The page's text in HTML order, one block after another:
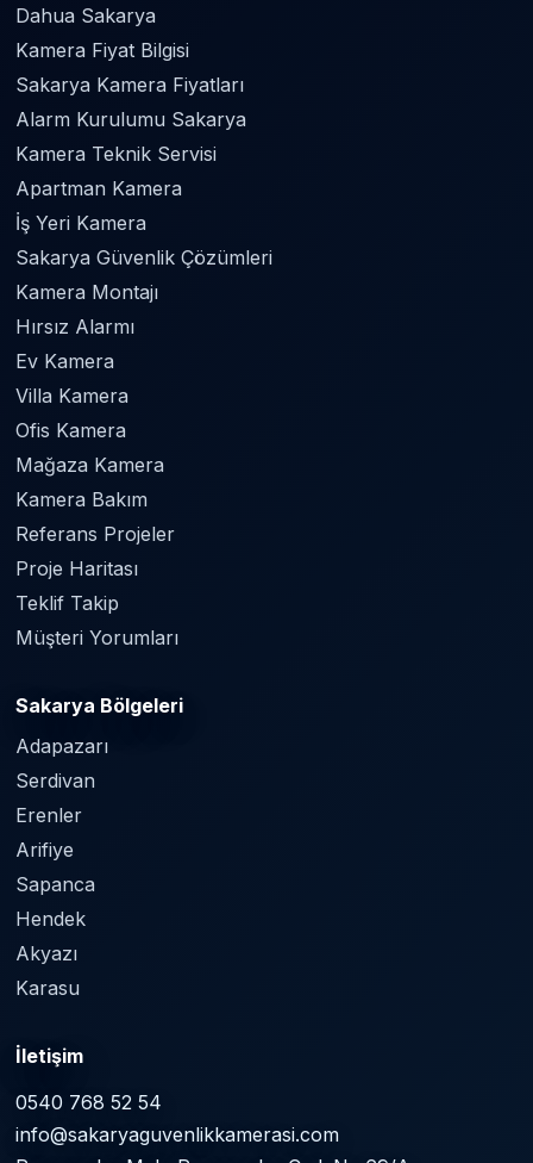
Dahua Sakarya
Kamera Fiyat Bilgisi
Sakarya Kamera Fiyatları
Alarm Kurulumu Sakarya
Kamera Teknik Servisi
Apartman Kamera
İş Yeri Kamera
Sakarya Güvenlik Çözümleri
Kamera Montajı
Hırsız Alarmı
Ev Kamera
Villa Kamera
Ofis Kamera
Mağaza Kamera
Kamera Bakım
Referans Projeler
Proje Haritası
Teklif Takip
Müşteri Yorumları
Sakarya Bölgeleri
Adapazarı
Serdivan
Erenler
Arifiye
Sapanca
Hendek
Akyazı
Karasu
İletişim
0540 768 52 54
info@sakaryaguvenlikkamerasi.com